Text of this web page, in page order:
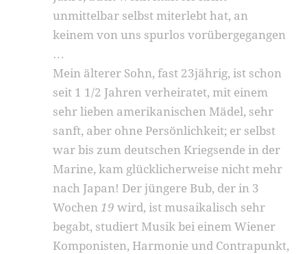
unmittelbar selbst miterlebt hat, an
keinem von uns spurlos vorübergegangen
…
Mein älterer Sohn, fast 23jährig, ist schon
seit 1 1/2 Jahren verheiratet, mit einem
sehr lieben amerikanischen Mädel, sehr
sanft, aber ohne Persönlichkeit; er selbst
war bis zum deutschen Kriegsende in der
Marine, kam glücklicherweise nicht mehr
nach Japan! Der jüngere Bub, der in 3
Wochen 19 wird, ist musaikalisch sehr
begabt, studiert Musik bei einem Wiener
Komponisten, Harmonie und Contrapunkt,